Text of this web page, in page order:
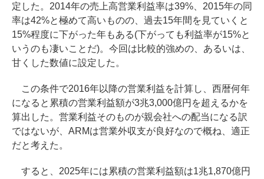
定した。2014年の売上高営業利益率は39%、2015年の同
率は42%と極めて高いものの、過去15年間を見ていくと
15%程度に下がった年もある(下がっても利益率が15%と
いうのも凄いことだ)。今回は比較的強めの、あるいは、
甘くした数値に設定した。
この条件で2016年以降の営業利益を計算し、西暦何年
になると累積の営業利益額が3兆3,000億円を超えるかを
算出した。営業利益そのものが親会社への配当になる訳
ではないが、ARMは営業外収支が良好なので概ね、適正
だと考えた。
すると、2025年には累積の営業利益額は1兆1,870億円